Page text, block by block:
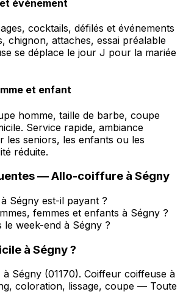
événement
cocktails, défilés et événements
chignon, attaches, essai préalable
se déplace le jour J pour la mariée
et enfant
homme, taille de barbe, coupe
Service rapide, ambiance
les seniors, les enfants ou les
réduite.
—Allo-coiffure à Ségny
Ségny est-il payant ?
femmes et enfants à Ségny ?
week-end à Ségny ?
à Ségny?
à Ségny (01170). Coiffeur coiffeuse à
coloration, lissage, coupe — Toute